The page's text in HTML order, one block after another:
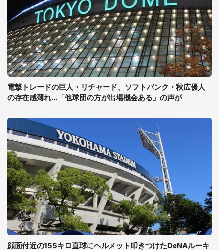
電撃トレードの巨人・リチャード、ソフトバンク・秋広優人
の存在感薄れ...「他球団の方が出場機会ある」の声が
顔面付近の155キロ直球にヘルメット叩きつけたDeNAルーキ